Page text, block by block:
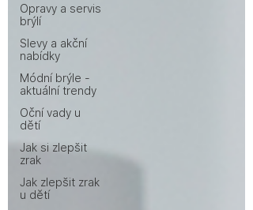
Opravy a servis
brýlí
Slevy a akční
nabídky
Módní brýle -
aktuální trendy
Oční vady u
dětí
Jak si zlepšit
zrak
Jak zlepšit zrak
u dětí